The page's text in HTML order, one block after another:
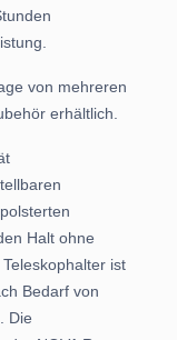
von mehreren
erhältlich.
Halt ohne
ist
Bedarf von
Die